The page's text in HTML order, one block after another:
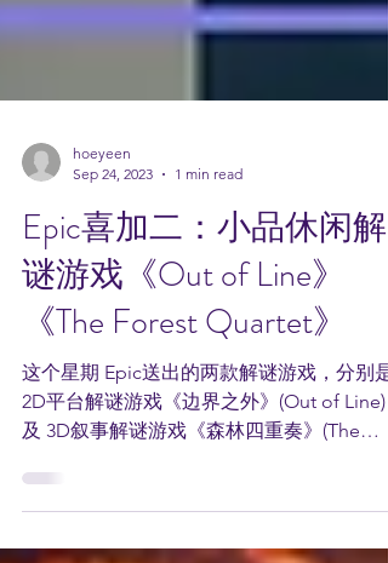
hoeyeen
Sep 24, 2023
1 min read
Epic喜加二：小品休闲解
谜游戏《Out of Line》
《The Forest Quartet》
这个星期 Epic送出的两款解谜游戏，分别是
2D平台解谜游戏《边界之外》(Out of Line)
及 3D叙事解谜游戏《森林四重奏》(The